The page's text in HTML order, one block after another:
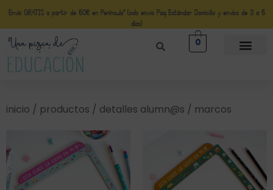
Envío GRATIS a partir de 50€ en Península* (solo envio Paq Estándar Domicilio y envíos de 3 a 5
días)
0
inicio / productos / detalles alumn@s / marcos